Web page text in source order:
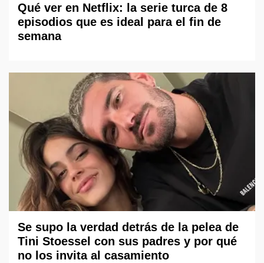
Qué ver en Netflix: la serie turca de 8
episodios que es ideal para el fin de
semana
Se supo la verdad detrás de la pelea de
Tini Stoessel con sus padres y por qué
no los invita al casamiento